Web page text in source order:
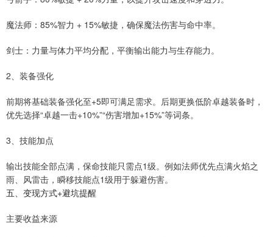
魔法师：85%智力 + 15%敏捷，确保魔法伤害与命中率。
剑士：力量与体力平均分配，平衡输出能力与生存能力。
2、装备强化
前期将基础装备强化至+5即可满足需求。后期更换低阶卓越装备时，
优先选择“卓越一击+10%”“伤害增加+15%”等词条。
3、技能加点
输出技能全部点满，保命技能只需点1级。例如法师优先点满火焰之
雨、风雷击，瞬移技能点1级用于躲避伤害。
五、变现方式+避坑提醒
主要收益来源